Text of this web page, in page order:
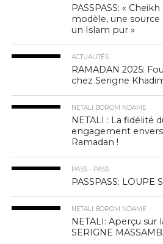
PASSPASS: «
modèle, une source
un Islam pur »
ACTUALITÉS
RAMADAN 2025:
chez Serigne
NETALI BOROM NDAME
NETALI : La fidélité
engagement
Ramadan !
PASS - PASS
PASSPASS: LOUPE
NETALI BOROM NDAME
NETALI: Aperçu sur
SERIGNE